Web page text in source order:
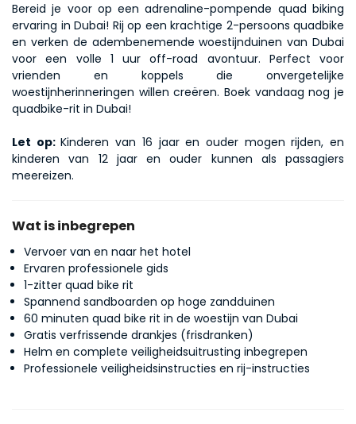
Bereid je voor op een adrenaline-pompende quad biking
ervaring in Dubai! Rij op een krachtige 2-persoons quadbike
en verken de adembenemende woestijnduinen van Dubai
voor een volle 1 uur off-road avontuur. Perfect voor
vrienden en koppels die onvergetelijke
woestijnherinneringen willen creëren. Boek vandaag nog je
quadbike-rit in Dubai!
Let op: Kinderen van 16 jaar en ouder mogen rijden, en
kinderen van 12 jaar en ouder kunnen als passagiers
meereizen.
Wat is inbegrepen
Vervoer van en naar het hotel
Ervaren professionele gids
1-zitter quad bike rit
Spannend sandboarden op hoge zandduinen
60 minuten quad bike rit in de woestijn van Dubai
Gratis verfrissende drankjes (frisdranken)
Helm en complete veiligheidsuitrusting inbegrepen
Professionele veiligheidsinstructies en rij-instructies